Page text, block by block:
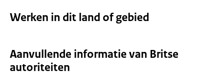
Werken in dit land of gebied
Aanvullende informatie van Britse
autoriteiten